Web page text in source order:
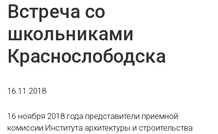
Встреча со
школьниками
Краснослободска
16.11.2018
16 ноября 2018 года представители приемной
комиссии Института архитектуры и строительства